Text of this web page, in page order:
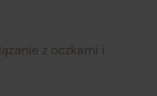
z oczkami i